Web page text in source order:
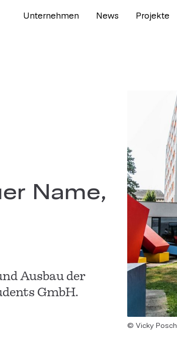
Unternehmen News Projekte
Name,
Ausbau der
GmbH.
© Vicky Posch